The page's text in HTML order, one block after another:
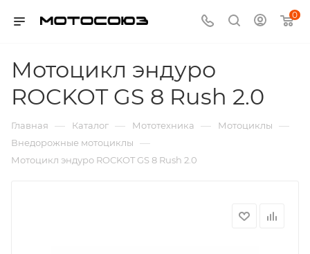
0
Мотоцикл эндуро
ROCKOT GS 8 Rush 2.0
Главная — Каталог — Мототехника — Мотоциклы —
Внедорожные мотоциклы —
Мотоцикл эндуро ROCKOT GS 8 Rush 2.0